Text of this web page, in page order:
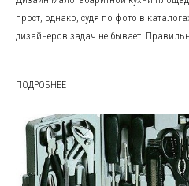
прост, однако, судя по фото в
дизайнеров задач не бывает.
ПОДРОБНЕЕ